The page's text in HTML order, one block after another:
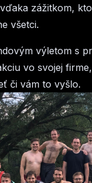
zážitkom,
všetci.
výletom s
vo svojej
či vám to vyšlo.